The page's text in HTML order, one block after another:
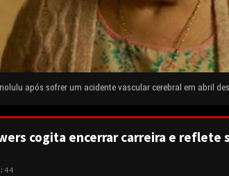
após sofrer um acidente vascular cerebral em abril
cogita encerrar carreira e reflete